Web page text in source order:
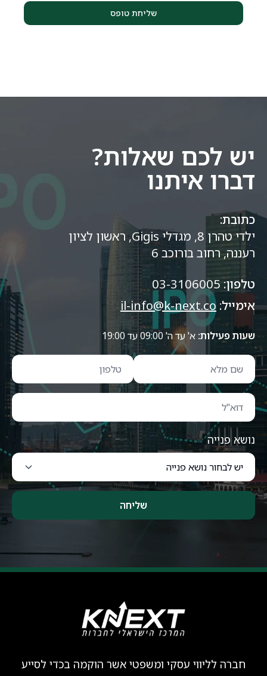
שליחת טופס
יש לכם שאלות?
דברו איתנו
כתובת:
ילדי טהרן 8, מגדלי Gigis, ראשון לציון
רעננה, רחוב בורוכב 6
טלפון:
אימייל: il-info@k-next.co
שעות פעילות: א' עד ה' 09:00 עד 19:00
נושא פנייה
שליחה
חברה לליווי עסקי ומשפטי אשר הוקמה בכדי לסייע